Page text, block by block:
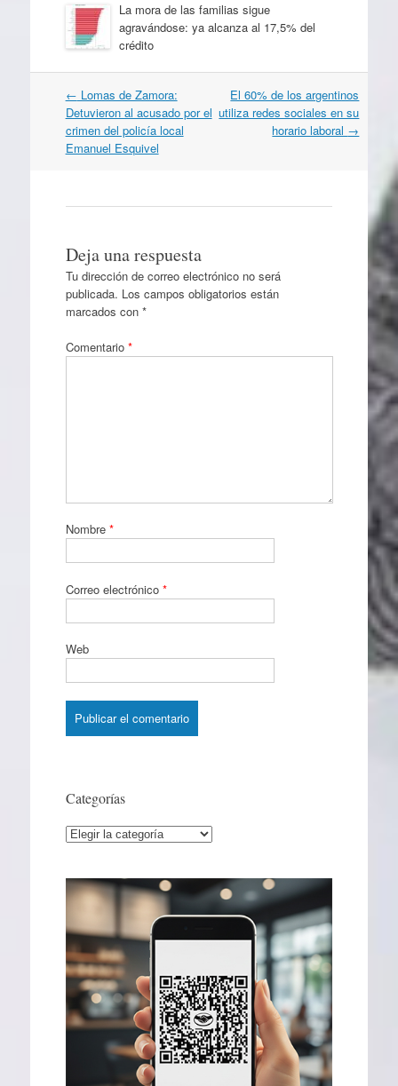
La mora de las familias sigue
agravándose: ya alcanza al 17,5% del
crédito
Navegación
por
artículos
← Lomas de Zamora:
Detuvieron al acusado por el
crimen del policía local
Emanuel Esquivel
El 60% de los argentinos
utiliza redes sociales en su
horario laboral →
Deja una respuesta
Tu dirección de correo electrónico no será
publicada. Los campos obligatorios están
marcados con *
Comentario *
Nombre *
Correo electrónico *
Web
Categorías
Categorías